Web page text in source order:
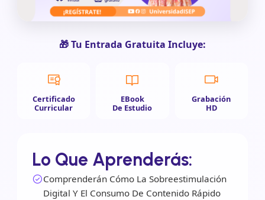
🎁 Tu Entrada Gratuita Incluye:
Certificado
Curricular
EBook
De Estudio
Grabación
HD
Lo Que Aprenderás:
Comprenderán Cómo La Sobreestimulación
Digital Y El Consumo De Contenido Rápido